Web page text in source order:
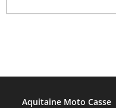
Aquitaine Moto Casse